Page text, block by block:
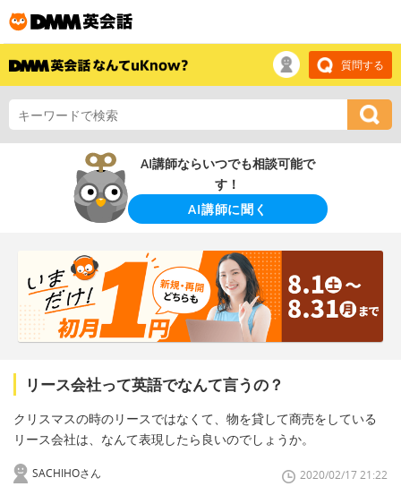
質問する
AI講師ならいつでも相談可能で
す！
AI講師に聞く
リース会社って英語でなんて言うの？
クリスマスの時のリースではなくて、物を貸して商売をしている
リース会社は、なんて表現したら良いのでしょうか。
SACHIHOさん 2020/02/17 21:22